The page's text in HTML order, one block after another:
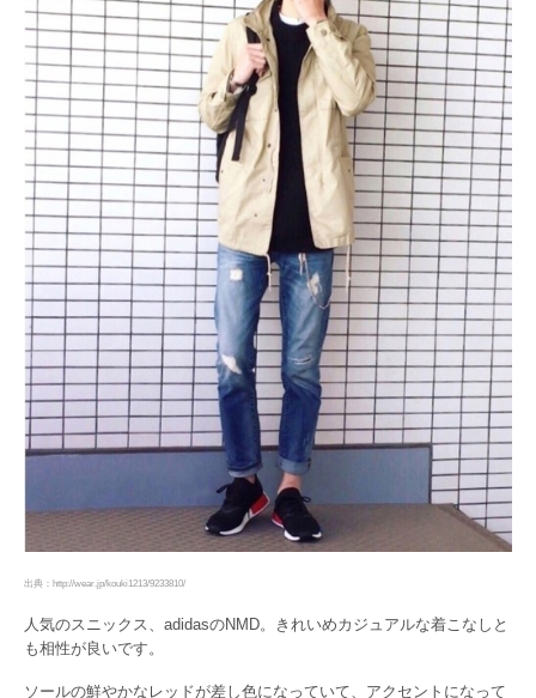
出典：http://wear.jp/kouki1213/9233810/
人気のスニックス、adidasのNMD。きれいめカジュアルな着こなしと
も相性が良いです。
ソールの鮮やかなレッドが差し色になっていて、アクセントになって